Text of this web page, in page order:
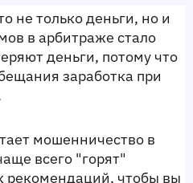
не только деньги, но и
в арбитраже стало
деньги, потому что
заработка при
мошенничество в
всего "горят"
рекомендаций, чтобы вы